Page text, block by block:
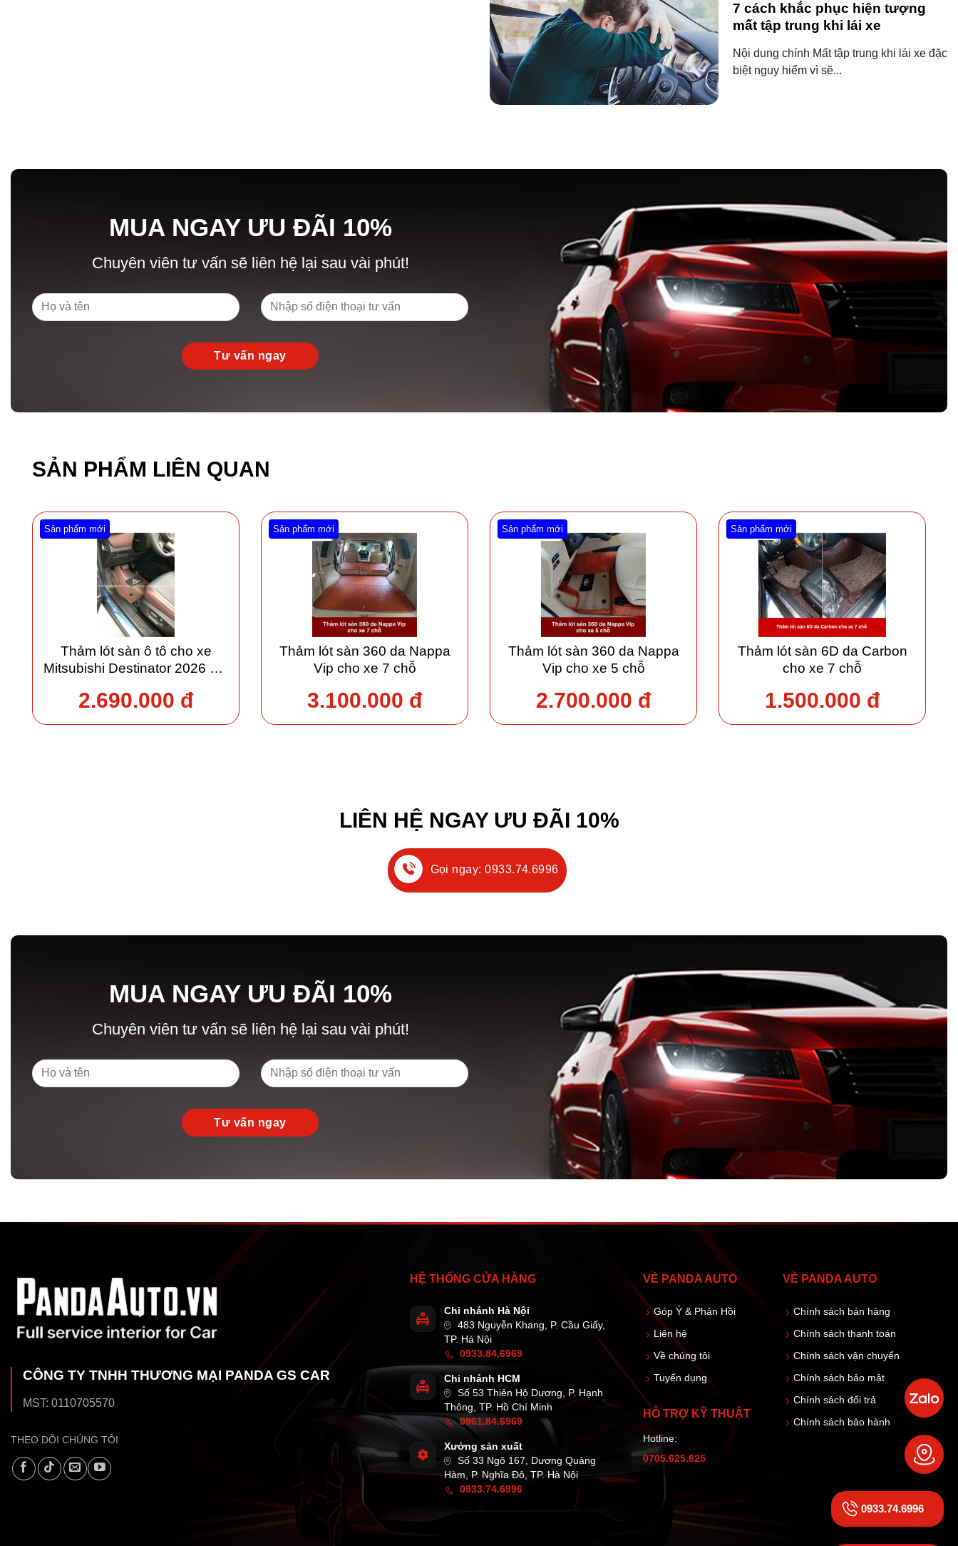
7 cách khắc phục hiện tượng
mất tập trung khi lái xe
Nội dung chính Mất tập trung khi lái xe đặc
biệt nguy hiểm vì sẽ...
MUA NGAY ƯU ĐÃI 10%
Chuyên viên tư vấn sẽ liên hệ lại sau vài phút!
SẢN PHẨM LIÊN QUAN
Sản phẩm mới
Thảm lót sàn ô tô cho xe
Mitsubishi Destinator 2026 giá
2.690.000 đ
Sản phẩm mới
Thảm lót sàn 360 da Nappa
Vip cho xe 7 chỗ
3.100.000 đ
Sản phẩm mới
Thảm lót sàn 360 da Nappa
Vip cho xe 5 chỗ
2.700.000 đ
Sản phẩm mới
Thảm lót sàn 6D da Carbon
cho xe 7 chỗ
1.500.000 đ
LIÊN HỆ NGAY ƯU ĐÃI 10%
Gọi ngay: 0933.74.6996
MUA NGAY ƯU ĐÃI 10%
Chuyên viên tư vấn sẽ liên hệ lại sau vài phút!
CÔNG TY TNHH THƯƠNG MẠI PANDA GS CAR
MST: 0110705570
THEO DÕI CHÚNG TÔI
HỆ THỐNG CỬA HÀNG
Chi nhánh Hà Nội
483 Nguyễn Khang, P. Cầu Giấy,
TP. Hà Nội
0933.84.6969
Chi nhánh HCM
Số 53 Thiên Hộ Dương, P. Hạnh
Thông, TP. Hồ Chí Minh
0961.84.6969
Xưởng sản xuất
Số 33 Ngõ 167, Dương Quảng
Hàm, P. Nghĩa Đô, TP. Hà Nội
0933.74.6996
VỀ PANDA AUTO
Góp Ý & Phản Hồi
Liên hệ
Về chúng tôi
Tuyển dụng
HỖ TRỢ KỸ THUẬT
Hotline:
0705.625.625
VỀ PANDA AUTO
Chính sách bán hàng
Chính sách thanh toán
Chính sách vận chuyển
Chính sách bảo mật
Chính sách đổi trả
Chính sách bảo hành
0933.74.6996